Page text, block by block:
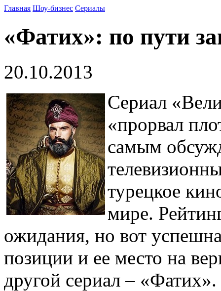
Главная Шоу-бизнес Сериалы
«Фатих»: по пути
20.10.2013
Сериал
«прорвал
самым
турецкое
мире.
ожидания, но вот
позиции и ее место на
другой сериал – «Фатих».